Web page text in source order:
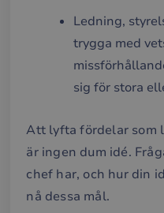
Ledning,
trygga med
sig för stora
Att lyfta fördelar som
är ingen dum idé.
chef har, och hur din
nå dessa mål.